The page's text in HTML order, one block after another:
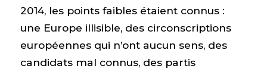
2014, les points faibles étaient connus :
une Europe illisible, des circonscriptions
européennes qui n’ont aucun sens, des
candidats mal connus, des partis